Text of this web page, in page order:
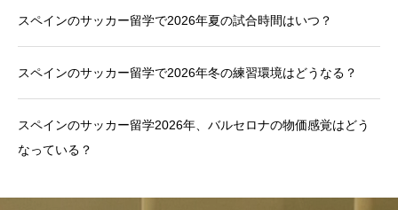
スペインのサッカー留学で2026年夏の試合時間はいつ？
スペインのサッカー留学で2026年冬の練習環境はどうなる？
スペインのサッカー留学2026年、バルセロナの物価感覚はどう
なっている？